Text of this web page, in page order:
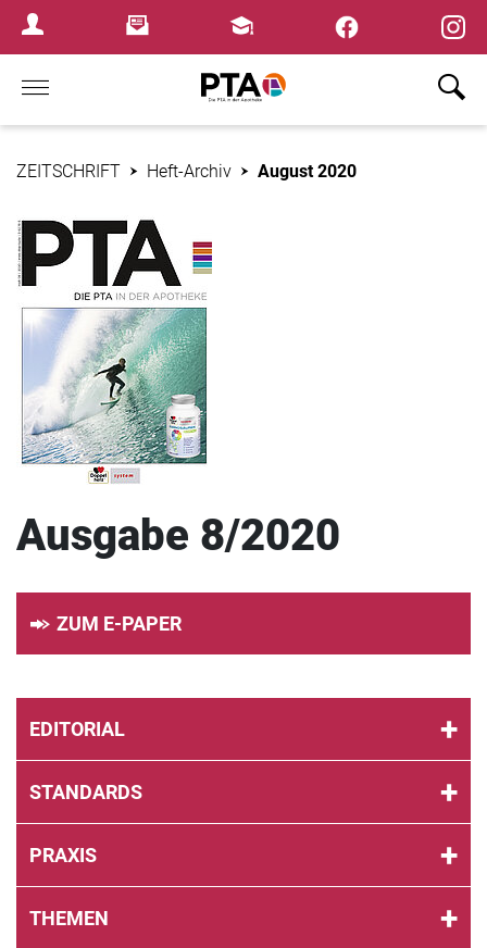
Login MenuNewsletterFortbildungen
Home
ZEITSCHRIFT Heft-Archiv August 2020
Ausgabe 8/2020
ZUM E-PAPER
EDITORIAL
STANDARDS
PRAXIS
THEMEN
×